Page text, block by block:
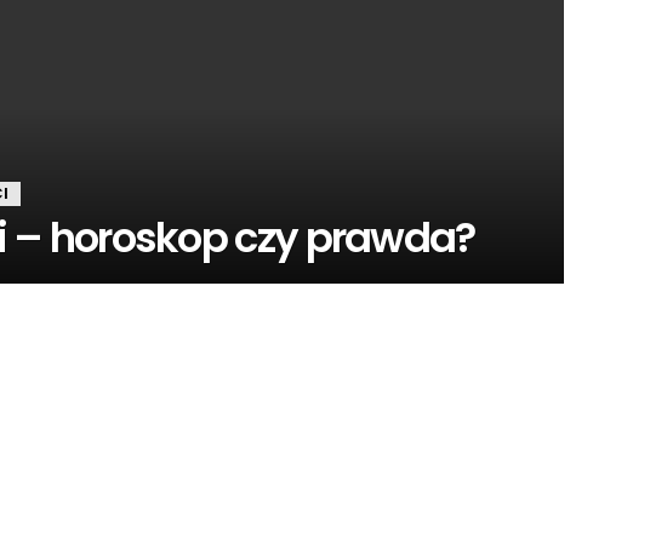
horoskop czy prawda?